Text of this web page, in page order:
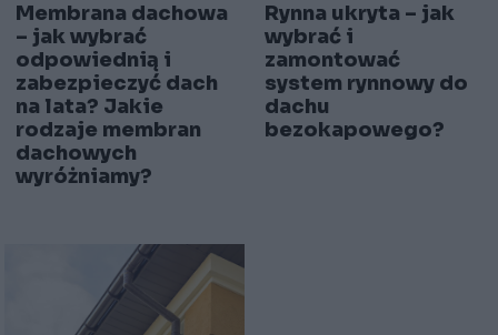
Membrana dachowa
– jak wybrać
odpowiednią i
zabezpieczyć dach
na lata? Jakie
rodzaje membran
dachowych
wyróżniamy?
Rynna ukryta – jak
wybrać i
zamontować
system rynnowy do
dachu
bezokapowego?